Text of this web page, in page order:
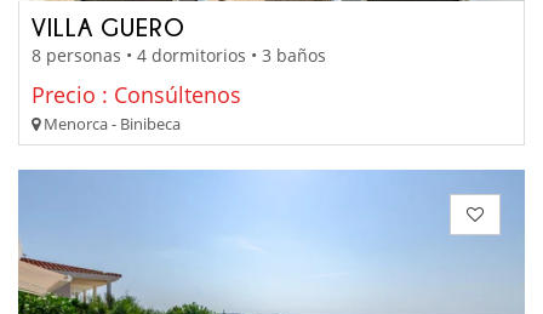
VILLA GUERO
8 personas • 4 dormitorios • 3 baños
Precio : Consúltenos
Menorca - Binibeca